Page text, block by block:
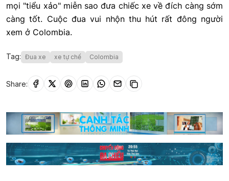
mọi "tiểu xảo" miễn sao đưa chiếc xe về đích càng sớm
càng tốt. Cuộc đua vui nhộn thu hút rất đông người
xem ở Colombia.
Tag: Đua xe xe tự chế Colombia
Share: